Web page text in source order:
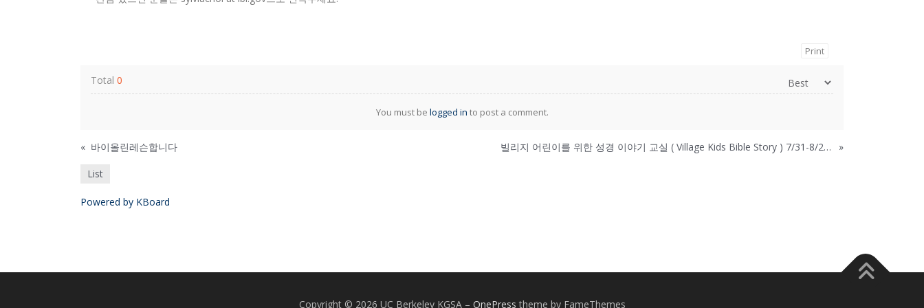
Print
Total 0
You must be logged in to post a comment.
« 바이올린레슨합니다 빌리지 어린이를 위한 성경 이야기 교실 ( Village Kids Bible Story ) 7/31-8/28 매주 일요일 4-6시 »
List
Powered by KBoard
Copyright © 2026 UC Berkeley KGSA – OnePress theme by FameThemes